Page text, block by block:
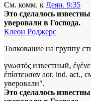
См. комм. к Деян. 9:35
Это сделалось
уверовали в Господа.
Клеон Роджерс
Толкование на группу
γνωστός известный,
έπίστευσαν aor. ind. act.,
уверовали".
Это сделалось